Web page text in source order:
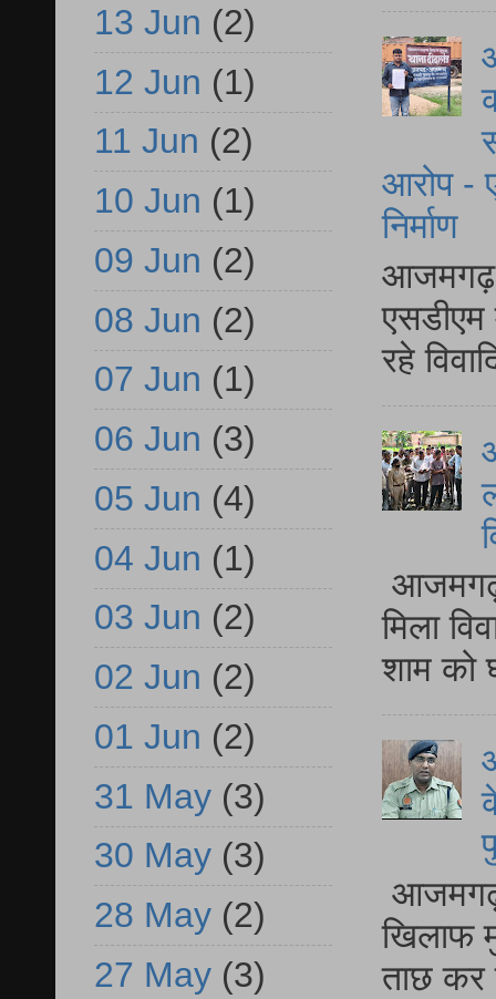
आरोप -
निर्माण
आजमगढ़
एसडीएम
रहे
आजमगढ़
मिला
शाम को
आजमगढ़
खिलाफ
ताछ कर
13 Jun (2)
12 Jun (1)
11 Jun (2)
10 Jun (1)
09 Jun (2)
08 Jun (2)
07 Jun (1)
06 Jun (3)
05 Jun (4)
04 Jun (1)
03 Jun (2)
02 Jun (2)
01 Jun (2)
31 May (3)
30 May (3)
28 May (2)
27 May (3)